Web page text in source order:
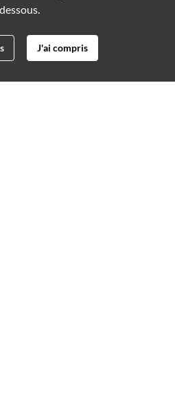
J'ai compris